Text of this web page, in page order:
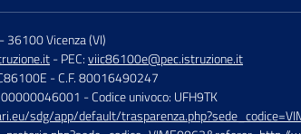
-36100 Vicenza (VI)
- PEC:viic86100e@pec.istruzione.it
- C.F. 80016490247
- Codice univoco: UFH9TK
sdg/app/default/